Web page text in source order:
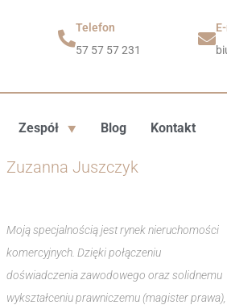
Telefon
57 57 57 231
Zespół Blog Kontakt
Zuzanna Juszczyk
Moją specjalnością jest rynek nieruchomości
komercyjnych. Dzięki połączeniu
doświadczenia zawodowego oraz solidnemu
wykształceniu prawniczemu (magister prawa),